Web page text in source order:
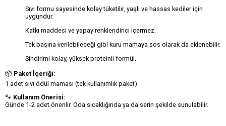
Sıvı formu sayesinde kolay tüketilir, yaşlı ve hassas kediler için
uygundur.
Katkı maddesi ve yapay renklendirici içermez.
Tek başına verilebileceği gibi kuru mamaya sos olarak da eklenebilir.
Sindirimi kolay, yüksek proteinli formül.
📦 Paket İçeriği:
1 adet sıvı ödül maması (tek kullanımlık paket)
🐾 Kullanım Önerisi:
Günde 1-2 adet önerilir. Oda sıcaklığında ya da serin şekilde sunulabilir.